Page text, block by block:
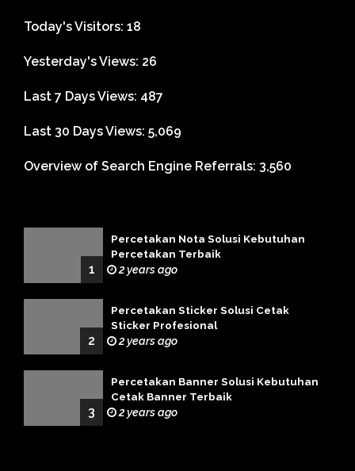
Today's Visitors: 18
Yesterday's Views: 26
Last 7 Days Views: 487
Last 30 Days Views: 5,069
Overview of Search Engine Referrals: 3,560
1
Percetakan Nota Solusi Kebutuhan
Percetakan Terbaik
2 years ago
2
Percetakan Sticker Solusi Cetak
Sticker Profesional
2 years ago
3
Percetakan Banner Solusi Kebutuhan
Cetak Banner Terbaik
2 years ago